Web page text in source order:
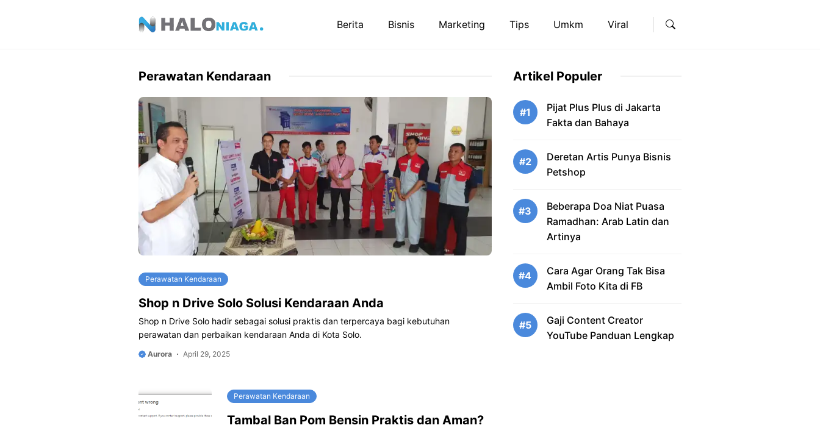
Berita Bisnis Marketing Tips Umkm Viral
Perawatan Kendaraan
Perawatan Kendaraan
Shop n Drive Solo Solusi Kendaraan Anda
Shop n Drive Solo hadir sebagai solusi praktis dan terpercaya bagi kebutuhan
perawatan dan perbaikan kendaraan Anda di Kota Solo.
Aurora April 29, 2025
Perawatan Kendaraan
Tambal Ban Pom Bensin Praktis dan Aman?
Artikel Populer
#1
Pijat Plus Plus di Jakarta
Fakta dan Bahaya
#2
Deretan Artis Punya Bisnis
Petshop
#3
Beberapa Doa Niat Puasa
Ramadhan: Arab Latin dan
Artinya
#4
Cara Agar Orang Tak Bisa
Ambil Foto Kita di FB
#5
Gaji Content Creator
YouTube Panduan Lengkap